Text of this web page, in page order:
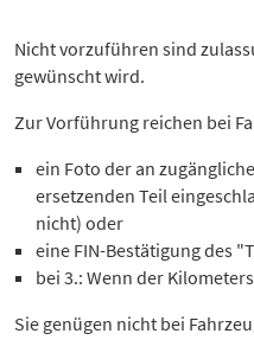
Nicht vorzuführen sind
gewünscht wird.
Zur Vorführung reichen bei
ein Foto der an
ersetzenden Teil
nicht) oder
eine FIN-Bestätigung des
bei 3.: Wenn der
Sie genügen nicht bei